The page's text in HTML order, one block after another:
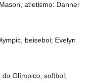
atletismo: Danner
beisebol; Evelyn
do Olímpico, softbol;